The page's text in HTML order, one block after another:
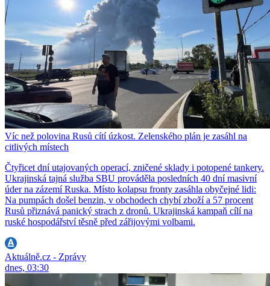
Víc než polovina Rusů cítí úzkost. Zelenského plán je zasáhl na
citlivých místech
Čtyřicet dní utajovaných operací, zničené sklady i potopené tankery.
Ukrajinská tajná služba SBU prováděla posledních 40 dní masivní
úder na zázemí Ruska. Místo kolapsu fronty zasáhla obyčejné lidi:
Na pumpách došel benzin, v obchodech chybí zboží a 57 procent
Rusů přiznává panický strach z dronů. Ukrajinská kampaň cílí na
ruské hospodářství těsně před zářijovými volbami.
Aktuálně.cz - Zprávy
dnes, 03:30